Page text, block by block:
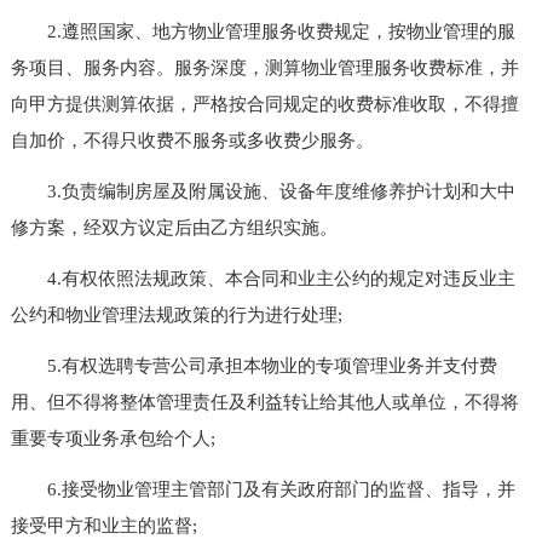
2.遵照国家、地方物业管理服务收费规定，按物业管理的服
务项目、服务内容。服务深度，测算物业管理服务收费标准，并
向甲方提供测算依据，严格按合同规定的收费标准收取，不得擅
自加价，不得只收费不服务或多收费少服务。
3.负责编制房屋及附属设施、设备年度维修养护计划和大中
修方案，经双方议定后由乙方组织实施。
4.有权依照法规政策、本合同和业主公约的规定对违反业主
公约和物业管理法规政策的行为进行处理;
5.有权选聘专营公司承担本物业的专项管理业务并支付费
用、但不得将整体管理责任及利益转让给其他人或单位，不得将
重要专项业务承包给个人;
6.接受物业管理主管部门及有关政府部门的监督、指导，并
接受甲方和业主的监督;